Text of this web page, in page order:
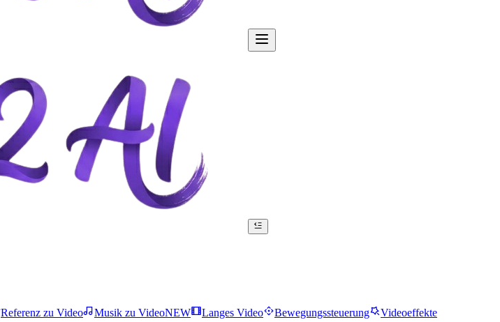
Referenz zu Video Musik zu VideoNEW Langes Video Bewegungssteuerung Videoeffekte